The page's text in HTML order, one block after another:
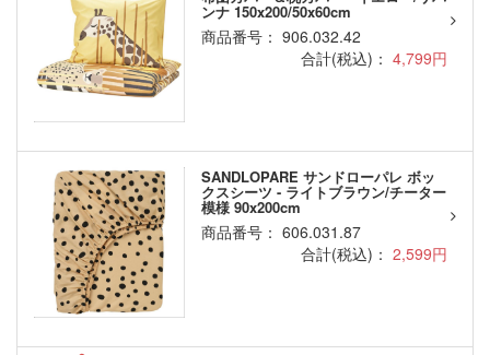
ンナ 150x200/50x60cm
商品番号： 906.032.42
合計(税込)： 4,799円
SANDLOPARE サンドローパレ ボッ
クスシーツ - ライトブラウン/チーター
模様 90x200cm
商品番号： 606.031.87
合計(税込)： 2,599円